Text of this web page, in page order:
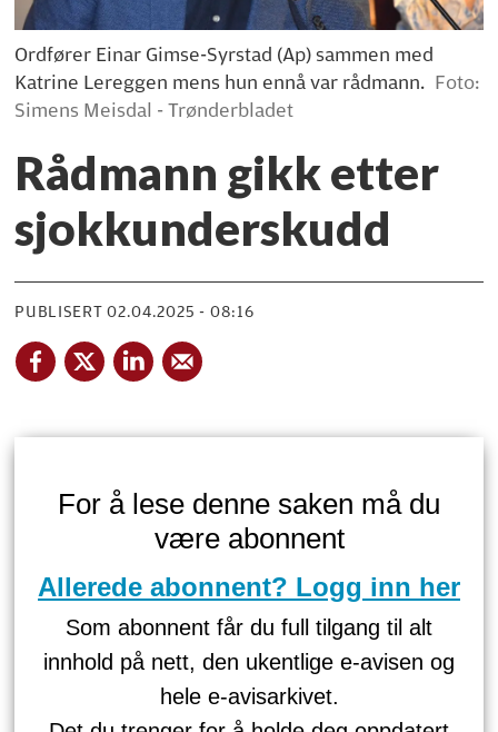
Ordfører Einar Gimse-Syrstad (Ap) sammen med
Katrine Lereggen mens hun ennå var rådmann. Foto:
Simens Meisdal - Trønderbladet
Rådmann gikk etter
sjokkunderskudd
PUBLISERT 02.04.2025 - 08:16
For å lese denne saken må du
være abonnent
Allerede abonnent? Logg inn her
Som abonnent får du full tilgang til alt
innhold på nett, den ukentlige e-avisen og
hele e-avisarkivet.